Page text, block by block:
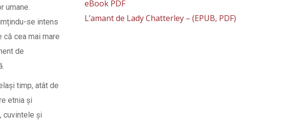
umane.
se intens
că cea mai mare
de
timp, atât de
etnia și
cuvintele și
eBook PDF
L’amant de Lady Chatterley – (EPUB, PDF)